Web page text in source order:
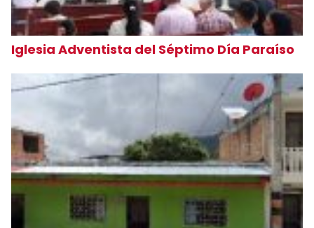
Iglesia Adventista del Séptimo Día Paraíso